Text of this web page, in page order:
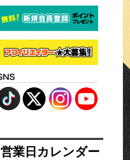
営業日カレンダー